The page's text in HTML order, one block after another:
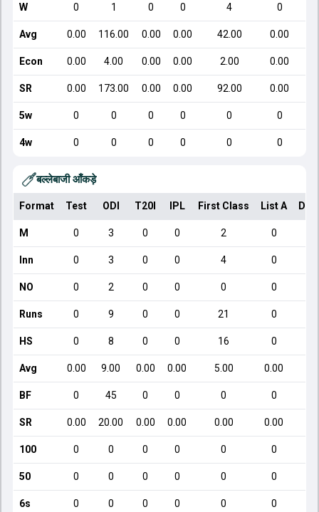
W 0 1 0 0 4 0
Avg 0.00 116.00 0.00 0.00 42.00 0.00
Econ 0.00 4.00 0.00 0.00 2.00 0.00
SR 0.00 173.00 0.00 0.00 92.00 0.00
5w 0 0 0 0 0 0
4w 0 0 0 0 0 0
बल्लेबाजी आँकड़े
Format Test ODI T20I IPL First Class List A
M 0 3 0 0 2 0
Inn 0 3 0 0 4 0
NO 0 2 0 0 0 0
Runs 0 9 0 0 21 0
HS 0 8 0 0 16 0
Avg 0.00 9.00 0.00 0.00 5.00 0.00
BF 0 45 0 0 0 0
SR 0.00 20.00 0.00 0.00 0.00 0.00
100 0 0 0 0 0 0
50 0 0 0 0 0 0
6s 0 0 0 0 0 0